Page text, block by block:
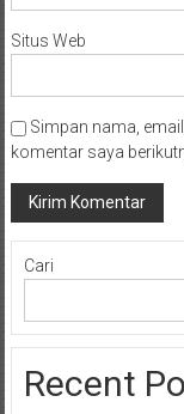
Situs Web
Simpan nama,
komentar saya
Cari
Recent